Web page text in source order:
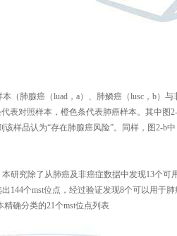
（肺腺癌（luad ， a）、肺鳞癌（lusc ， b）与
表对照样本，橙色条代表肺癌样本。其中图
该样品认为“存在肺腺癌风险”。同样，图2-b
研究除了从肺癌及非癌症数据中发现13个可
144个mst位点，经过验证发现8个可以用于肺
精确分类的21个mst位点列表